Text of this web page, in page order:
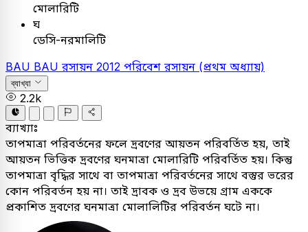
মোলারিটি
ঘ
ডেসি-নরমালিটি
BAU BAU রসায়ন 2012 পরিবেশ রসায়ন (প্রথম অধ্যায়)
ব্যাখ্যা
2.2k
ব্যাখ্যাঃ
তাপমাত্রা পরিবর্তনের ফলে দ্রবণের আয়তন পরিবর্তিত হয়, তাই
আয়তন ভিত্তিক দ্রবণের ঘনমাত্রা মোলারিটি পরিবর্তিত হয়। কিন্তু
তাপমাত্রা বৃদ্ধির সাথে বা তাপমাত্রা পরিবর্তনের সাথে বস্তুর ভরের
কোন পরিবর্তন হয় না। তাই দ্রাবক ও দ্রব উভয়ে গ্রাম এককে
প্রকাশিত দ্রবণের ঘনমাত্রা মোলালিটির পরিবর্তন ঘটে না।